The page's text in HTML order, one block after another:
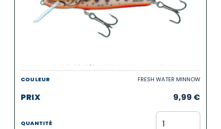
FRESH WATER MINNOW
9,99 €